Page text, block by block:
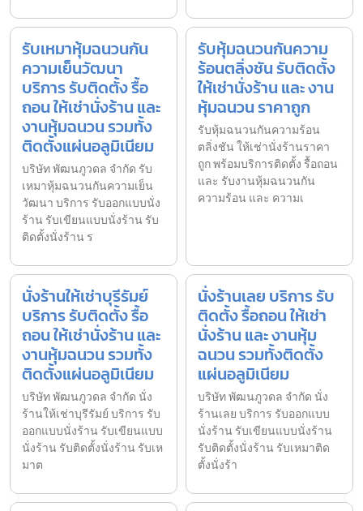
รับเหมาหุ้มฉนวนกัน
ความเย็นวัฒนา
บริการ รับติดตั้ง รื้อ
ถอน ให้เช่านั่งร้าน และ
งานหุ้มฉนวน รวมทั้ง
ติดตั้งแผ่นอลูมิเนียม
บริษัท พัฒนภูวดล จำกัด รับ
เหมาหุ้มฉนวนกันความเย็น
วัฒนา บริการ รับออกแบบนั่ง
ร้าน รับเขียนแบบนั่งร้าน รับ
ติดตั้งนั่งร้าน ร
รับหุ้มฉนวนกันความ
ร้อนตลิ่งชัน รับติดตั้ง
ให้เช่านั่งร้าน และ งาน
หุ้มฉนวน ราคาถูก
รับหุ้มฉนวนกันความร้อน
ตลิ่งชัน ให้เช่านั่งร้านราคา
ถูก พร้อมบริการติดตั้ง รื้อถอน
และ รับงานหุ้มฉนวนกัน
ความร้อน และ ความเ
นั่งร้านให้เช่าบุรีรัมย์
บริการ รับติดตั้ง รื้อ
ถอน ให้เช่านั่งร้าน และ
งานหุ้มฉนวน รวมทั้ง
ติดตั้งแผ่นอลูมิเนียม
บริษัท พัฒนภูวดล จำกัด นั่ง
ร้านให้เช่าบุรีรัมย์ บริการ รับ
ออกแบบนั่งร้าน รับเขียนแบบ
นั่งร้าน รับติดตั้งนั่งร้าน รับเห
มาต
นั่งร้านเลย บริการ รับ
ติดตั้ง รื้อถอน ให้เช่า
นั่งร้าน และ งานหุ้ม
ฉนวน รวมทั้งติดตั้ง
แผ่นอลูมิเนียม
บริษัท พัฒนภูวดล จำกัด นั่ง
ร้านเลย บริการ รับออกแบบ
นั่งร้าน รับเขียนแบบนั่งร้าน
รับติดตั้งนั่งร้าน รับเหมาติด
ตั้งนั่งร้า